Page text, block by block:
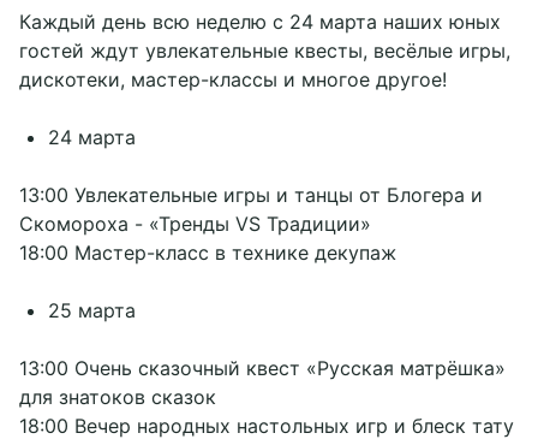
Фотографии
Карта базы
Вокруг нас
Вакансии
Документы
СПА-комплекс
Верёвочный парк
Русская баня
Беседка «Гриль-Чум»
Яхт-клуб
Активный отдых
Отдых на воде
Бильярд
Отдых для двоих
Проживание с собаками
Трансфер
Прокат велосипедов
Прокат квадроциклов
Прокат сап-бордов
Рыбалка
Проведение свадеб
Банкеты
Тимбилдинг
Новости
+7 (812) 380-05-00
info@okunevaya.ru
Каждый день всю неделю с 24 марта наших юных
гостей ждут увлекательные квесты, весёлые игры,
дискотеки, мастер-классы и многое другое!
24 марта
13:00 Увлекательные игры и танцы от Блогера и
Скомороха - «Тренды VS Традиции»
18:00 Мастер-класс в технике декупаж
25 марта
13:00 Очень сказочный квест «Русская матрёшка»
для знатоков сказок
18:00 Вечер народных настольных игр и блеск тату